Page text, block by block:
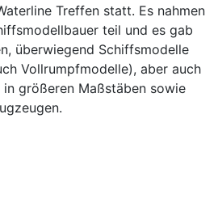
Treffen statt. Es nahmen
teil und es gab
überwiegend Schiffsmodelle
Vollrumpfmodelle), aber auch
größeren Maßstäben sowie